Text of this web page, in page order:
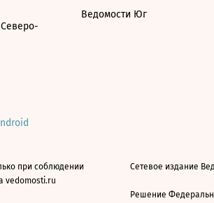
Ведомости Юг
при соблюдении
vedomosti.ru
Сетевое издание
Решение